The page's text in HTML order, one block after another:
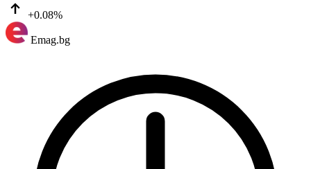
+0.08%
Emag.bg